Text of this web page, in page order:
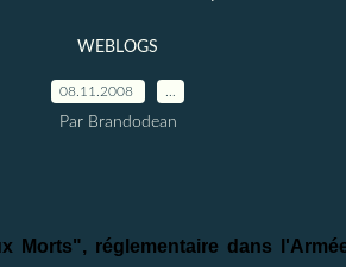
WEBLOGS
08.11.2008
Par Brandodean
Morts", réglementaire dans